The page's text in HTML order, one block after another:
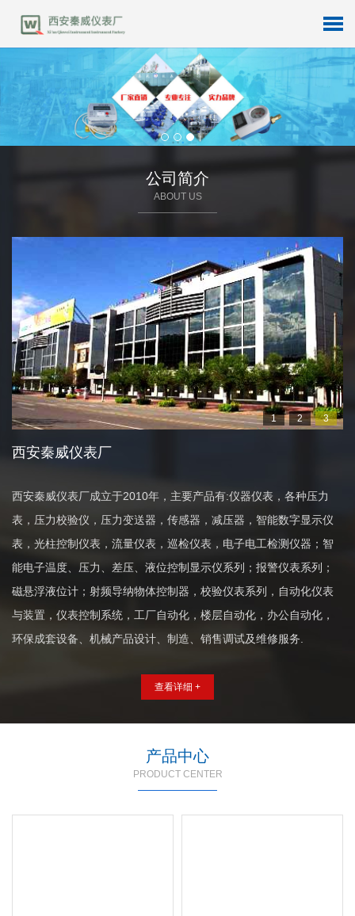
公司简介
ABOUT US
1 2 3
西安秦威仪表厂
西安秦威仪表厂成立于2010年，主要产品有:仪器仪表，各种压力
表，压力校验仪，压力变送器，传感器，减压器，智能数字显示仪
表，光柱控制仪表，流量仪表，巡检仪表，电子电工检测仪器；智
能电子温度、压力、差压、液位控制显示仪系列；报警仪表系列；
磁悬浮液位计；射频导纳物体控制器，校验仪表系列，自动化仪表
与装置，仪表控制系统，工厂自动化，楼层自动化，办公自动化，
环保成套设备、机械产品设计、制造、销售调试及维修服务.
查看详细 +
产品中心
PRODUCT CENTER
温度仪表 - 数显温度计 超
声
波
热
量
表
-
预
付
费
超
声
波
热
量
表
，
家
用
供
热
计
量表
I
C
卡
预
付
费
热
表
-
l
C
卡
超
声
波
热
量
表
，
能
预
付
费
热
量